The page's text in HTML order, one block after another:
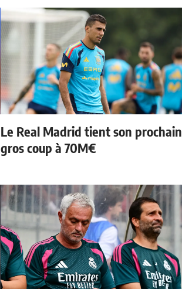
Le Real Madrid tient son prochain
gros coup à 70M€